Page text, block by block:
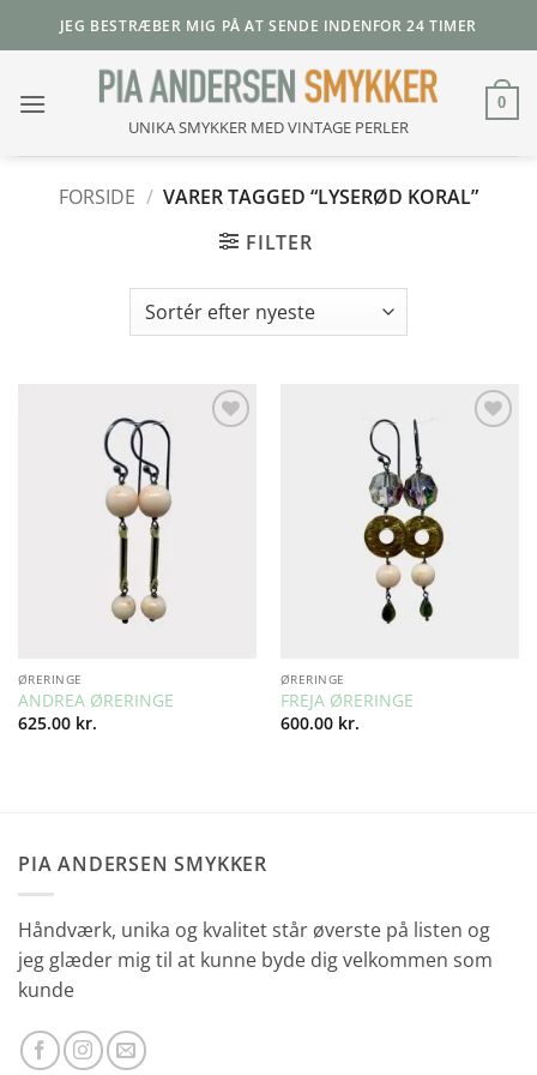
JEG BESTRÆBER MIG PÅ AT SENDE INDENFOR 24 TIMER
UNIKA SMYKKER MED VINTAGE PERLER
0
FORSIDE / VARER TAGGED “LYSERØD KORAL”
FILTER
ØRERINGE
ANDREA ØRERINGE
625.00 kr.
ØRERINGE
FREJA ØRERINGE
600.00 kr.
PIA ANDERSEN SMYKKER
Håndværk, unika og kvalitet står øverste på listen og
jeg glæder mig til at kunne byde dig velkommen som
kunde